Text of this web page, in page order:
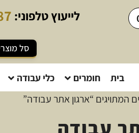
לייעוץטלפוני: 7
סל
בית חומרים כלי עבודה
המתויגים “ארגון אתר עבודה”
עבודה